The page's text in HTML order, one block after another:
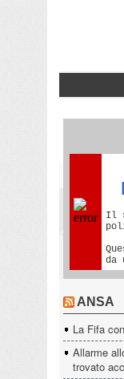
ANSA
La Fifa
Allarme
trovato